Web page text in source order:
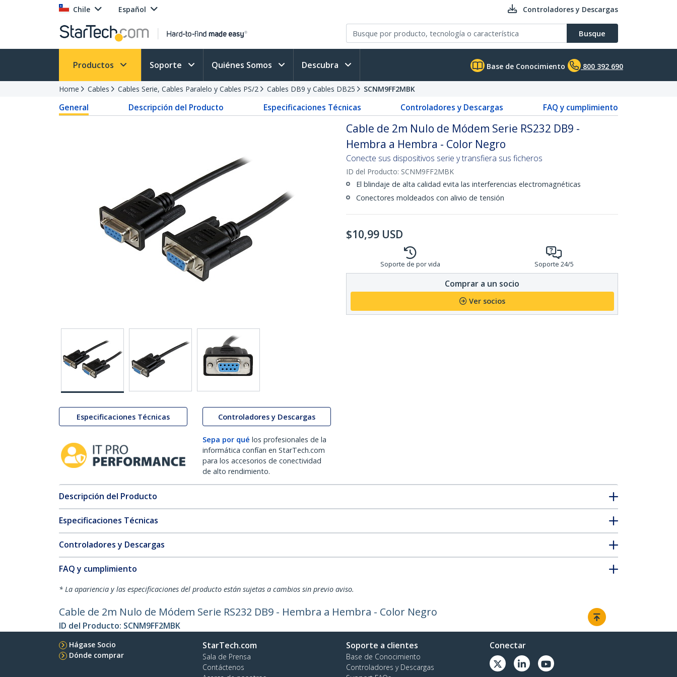
Chile Español Controladores y Descargas
Busque
Productos Soporte Quiénes Somos Descubra Base de Conocimiento 800 392 690
Home Cables Cables Serie, Cables Paralelo y Cables PS/2 Cables DB9 y Cables DB25 SCNM9FF2MBK
General Descripción del Producto Especificaciones Técnicas Controladores y Descargas FAQ y cumplimiento
Especificaciones Técnicas Controladores y Descargas
Sepa por qué los profesionales de la
informática confían en StarTech.com
para los accesorios de conectividad
de alto rendimiento.
Cable de 2m Nulo de Módem Serie RS232 DB9 -
Hembra a Hembra - Color Negro
Conecte sus dispositivos serie y transfiera sus ficheros
ID del Producto: SCNM9FF2MBK
El blindaje de alta calidad evita las interferencias electromagnéticas
Conectores moldeados con alivio de tensión
$10,99 USD
Soporte de por vida Soporte 24/5
Comprar a un socio
Ver socios
Descripción del Producto
Especificaciones Técnicas
Controladores y Descargas
FAQ y cumplimiento
* La apariencia y las especificaciones del producto están sujetas a cambios sin previo aviso.
Cable de 2m Nulo de Módem Serie RS232 DB9 - Hembra a Hembra - Color Negro
ID del Producto: SCNM9FF2MBK
Hágase Socio
Dónde comprar
StarTech.com
Sala de Prensa
Contáctenos
Soporte a clientes
Base de Conocimiento
Controladores y Descargas
Conectar